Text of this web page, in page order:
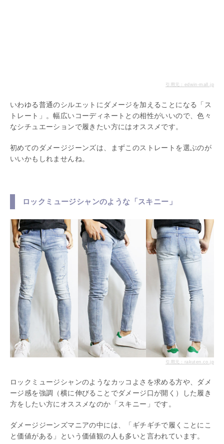
引用元：edwin-mall.jp
いわゆる普通のシルエットにダメージを加えることになる「ス
トレート」。幅広いコーディネートとの相性がいいので、色々
なシチュエーションで履きたい方にはオススメです。
初めてのダメージジーンズは、まずこのストレートを選ぶのが
いいかもしれませんね。
ロックミュージシャンのような「スキニー」
引用元：rakuten.co.jp
ロックミュージシャンのようなカッコよさを求める方や、ダメ
ージ感を強調（横に伸びることでダメージ口が開く）した履き
方をしたい方にオススメなのか「スキニー」です。
ダメージジーンズマニアの中には、「ギチギチで履くことにこ
と価値がある」という価値観の人も多いと言われています。